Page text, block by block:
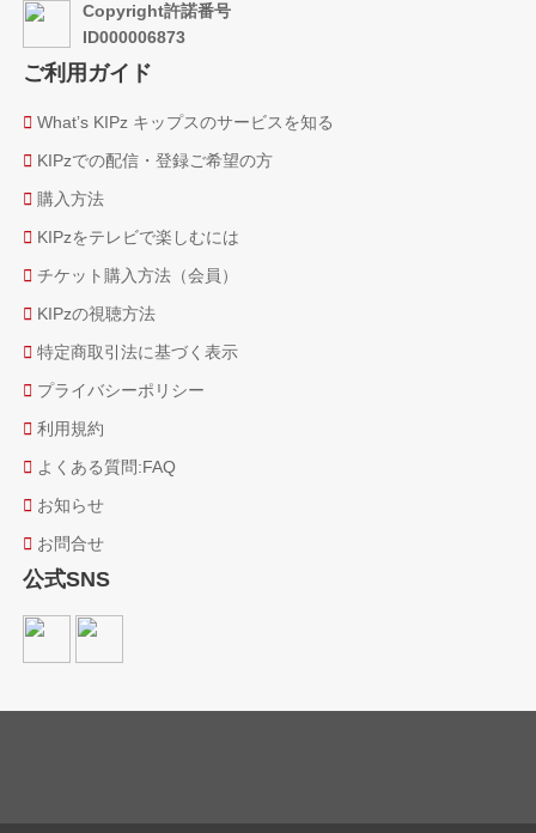
Copyright許諾番号
ID000006873
ご利用ガイド
Whatʼs KIPz キップスのサービスを知る
KIPzでの配信・登録ご希望の方
購⼊⽅法
KIPzをテレビで楽しむには
チケット購入方法（会員）
KIPzの視聴方法
特定商取引法に基づく表示
プライバシーポリシー
利用規約
よくある質問:FAQ
お知らせ
お問合せ
公式SNS